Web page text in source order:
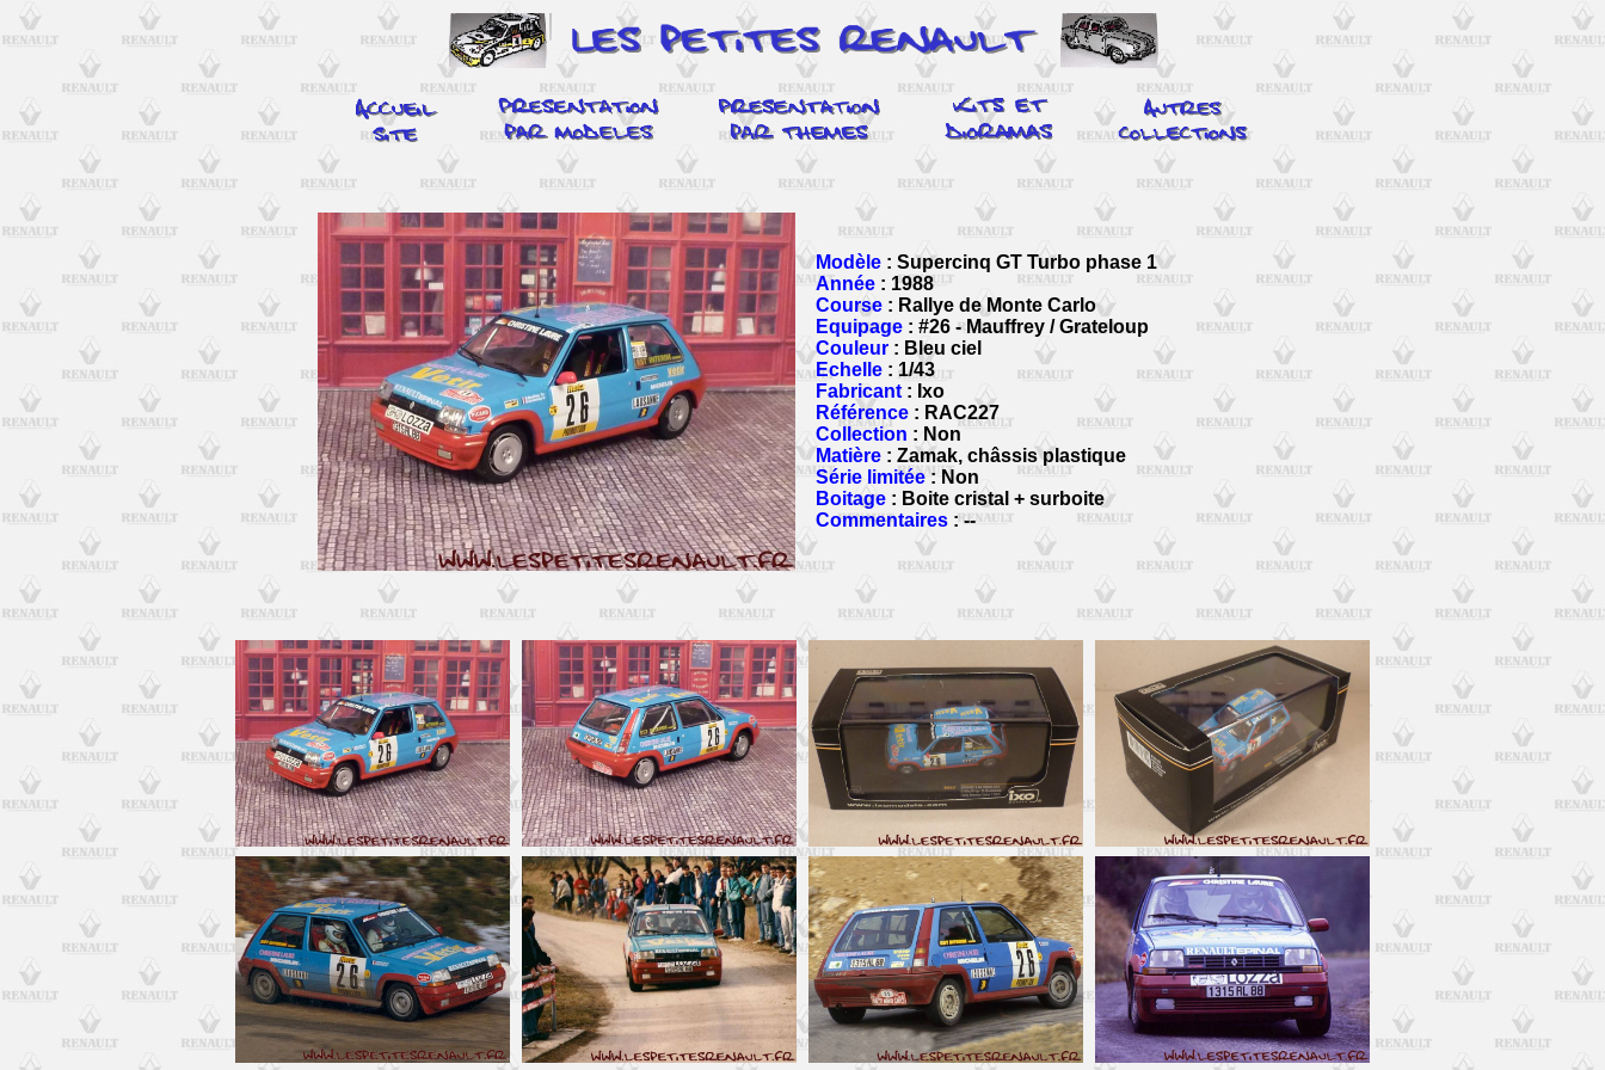
Modèle : Supercinq GT Turbo phase 1
Année : 1988
Course : Rallye de Monte Carlo
Equipage : #26 - Mauffrey / Grateloup
Couleur : Bleu ciel
Echelle : 1/43
Fabricant : Ixo
Référence : RAC227
Collection : Non
Matière : Zamak, châssis plastique
Série limitée: Non
Boitage : Boite cristal + surboite
Commentaires : --